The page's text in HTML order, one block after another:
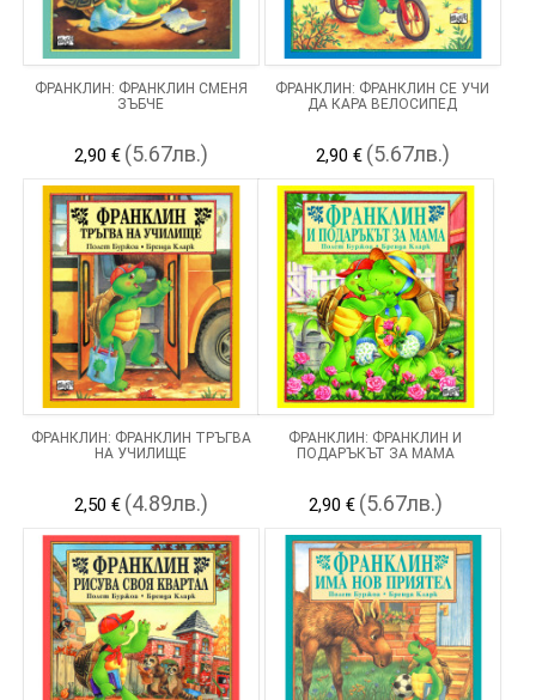
ФРАНКЛИН: ФРАНКЛИН СМЕНЯ
ЗЪБЧЕ
2,90 € (5.67лв.)
ФРАНКЛИН: ФРАНКЛИН СЕ УЧИ
ДА КАРА ВЕЛОСИПЕД
2,90 € (5.67лв.)
ФРАНКЛИН: ФРАНКЛИН ТРЪГВА
НА УЧИЛИЩЕ
2,50 € (4.89лв.)
ФРАНКЛИН: ФРАНКЛИН И
ПОДАРЪКЪТ ЗА МАМА
2,90 € (5.67лв.)